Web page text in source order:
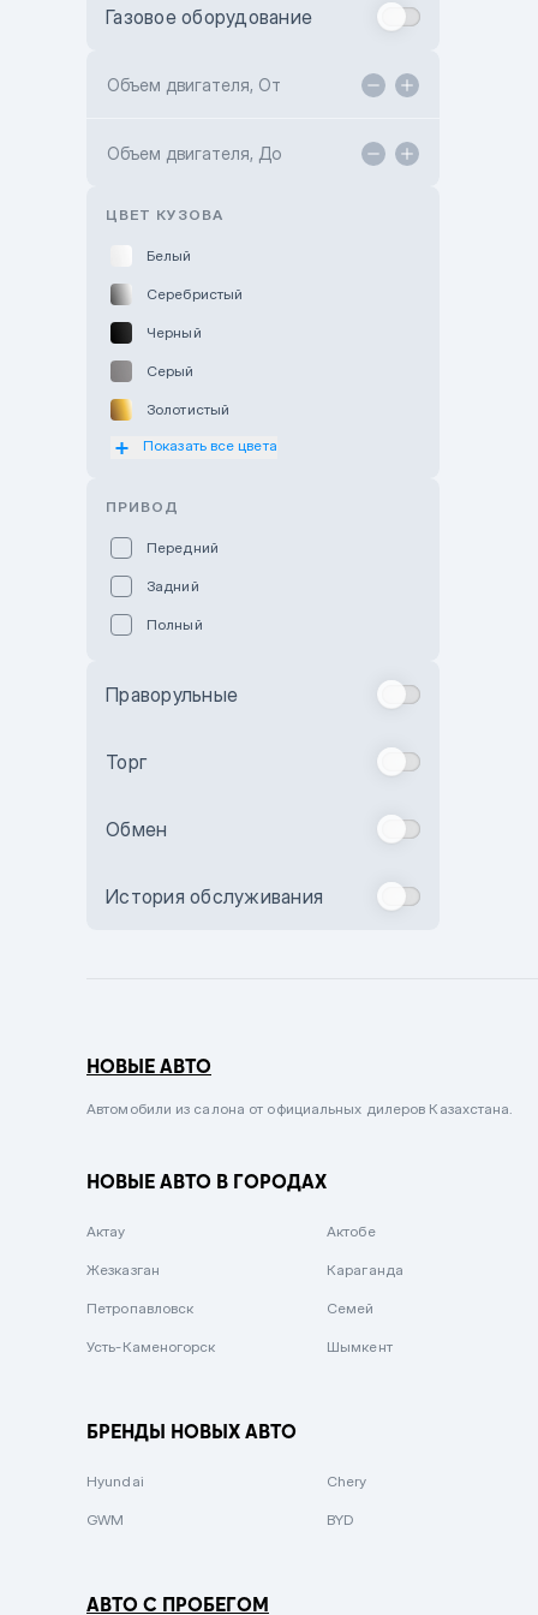
Toyota Kokshetau
Hyundai ShymCity
Газовое оборудование
Объем двигателя, От
Объем двигателя, До
ЦВЕТ КУЗОВА
Белый
Серебристый
Черный
Серый
Золотистый
Оранжевый
Бежевый
Комбинированный
Сиреневый металлик
Вишневый
Зеленый металлик
Показать все цвета
ПРИВОД
Передний
Задний
Полный
Праворульные
Торг
Обмен
История обслуживания
НОВЫЕ АВТО
Автомобили из салона от официальных дилеров Казахстана.
НОВЫЕ АВТО В ГОРОДАХ
Актау Актобе
Жезказган Караганда
Петропавловск Семей
Усть-Каменогорск Шымкент
БРЕНДЫ НОВЫХ АВТО
Hyundai Chery
GWM BYD
АВТО С ПРОБЕГОМ